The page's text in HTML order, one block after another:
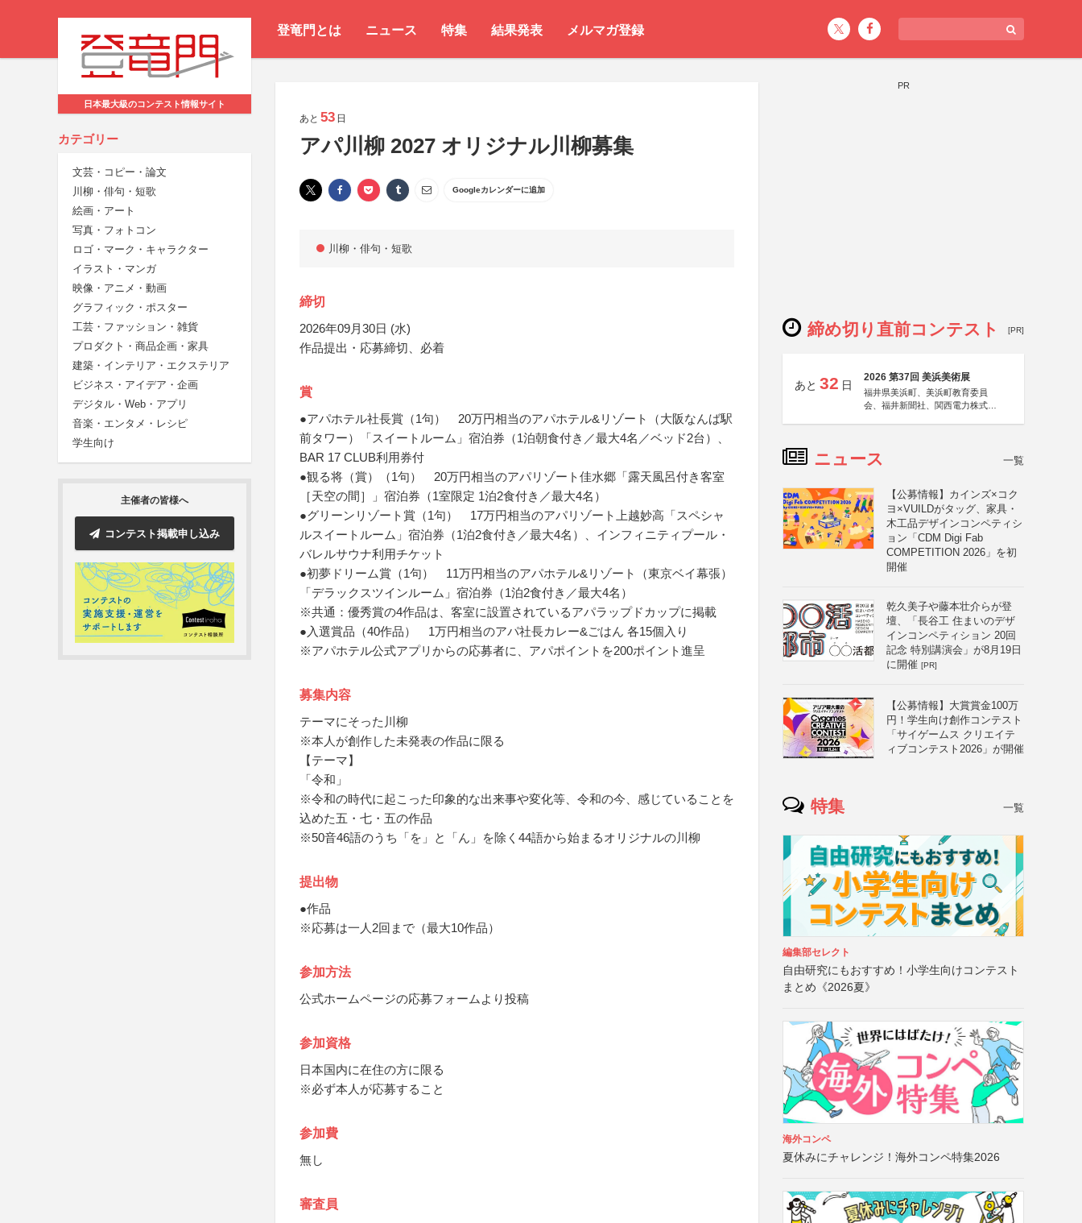
登竜門とは ニュース 特集 結果発表 メルマガ登録
日本最大級のコンテスト情報サイト
カテゴリー
文芸・コピー・論文
川柳・俳句・短歌
絵画・アート
写真・フォトコン
ロゴ・マーク・キャラクター
イラスト・マンガ
映像・アニメ・動画
グラフィック・ポスター
工芸・ファッション・雑貨
プロダクト・商品企画・家具
建築・インテリア・エクステリア
ビジネス・アイデア・企画
デジタル・Web・アプリ
音楽・エンタメ・レシピ
学生向け
主催者の皆様へ
コンテスト掲載申し込み
あと 53 日
アパ川柳 2027 オリジナル川柳募集
Googleカレンダーに追加
川柳・俳句・短歌
締切
2026年09月30日 (水)
作品提出・応募締切、必着
賞
●アパホテル社長賞（1句） 20万円相当のアパホテル&リゾート（大阪なんば駅
前タワー）「スイートルーム」宿泊券（1泊朝食付き／最大4名／ベッド2台）、
BAR 17 CLUB利用券付
●観る将（賞）（1句） 20万円相当のアパリゾート佳水郷「露天風呂付き客室
［天空の間］」宿泊券（1室限定 1泊2食付き／最大4名）
●グリーンリゾート賞（1句） 17万円相当のアパリゾート上越妙高「スペシャ
ルスイートルーム」宿泊券（1泊2食付き／最大4名）、インフィニティプール・
バレルサウナ利用チケット
●初夢ドリーム賞（1句） 11万円相当のアパホテル&リゾート（東京ベイ幕張）
「デラックスツインルーム」宿泊券（1泊2食付き／最大4名）
※共通：優秀賞の4作品は、客室に設置されているアパラップドカップに掲載
●入選賞品（40作品） 1万円相当のアパ社長カレー&ごはん 各15個入り
※アパホテル公式アプリからの応募者に、アパポイントを200ポイント進呈
募集内容
テーマにそった川柳
※本人が創作した未発表の作品に限る
【テーマ】
「令和」
※令和の時代に起こった印象的な出来事や変化等、令和の今、感じていることを
込めた五・七・五の作品
※50音46語のうち「を」と「ん」を除く44語から始まるオリジナルの川柳
提出物
●作品
※応募は一人2回まで（最大10作品）
参加方法
公式ホームページの応募フォームより投稿
参加資格
日本国内に在住の方に限る
※必ず本人が応募すること
参加費
無し
審査員
PR
締め切り直前コンテスト [PR]
あと 32 日
2026 第37回 美浜美術展
福井県美浜町、美浜町教育委員
会、福井新聞社、関西電力株式会
ニュース 一覧
【公募情報】カインズ×コク
ヨ×VUILDがタッグ、家具・
木工品デザインコンペティシ
ョン「CDM Digi Fab
COMPETITION 2026」を初
開催
乾久美子や藤本壮介らが登
壇、「長谷工 住まいのデザ
インコンペティション 20回
記念 特別講演会」が8月19日
に開催 [PR]
【公募情報】大賞賞金100万
円！学生向け創作コンテスト
「サイゲームス クリエイテ
ィブコンテスト2026」が開催
特集 一覧
編集部セレクト
自由研究にもおすすめ！小学生向けコンテスト
まとめ《2026夏》
海外コンペ
夏休みにチャレンジ！海外コンペ特集2026